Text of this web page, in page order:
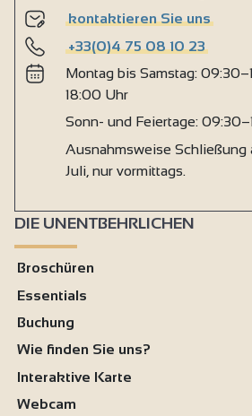
kontaktieren Sie uns
+33(0)4 75 08 10 23
Montag bis Samstag:
18:00 Uhr
Sonn- und Feiertage:
Ausnahmsweise Schließung
Juli, nur vormittags.
DIE UNENTBEHRLICHEN
Broschüren
Essentials
Buchung
Wie finden Sie uns?
Interaktive Karte
Webcam